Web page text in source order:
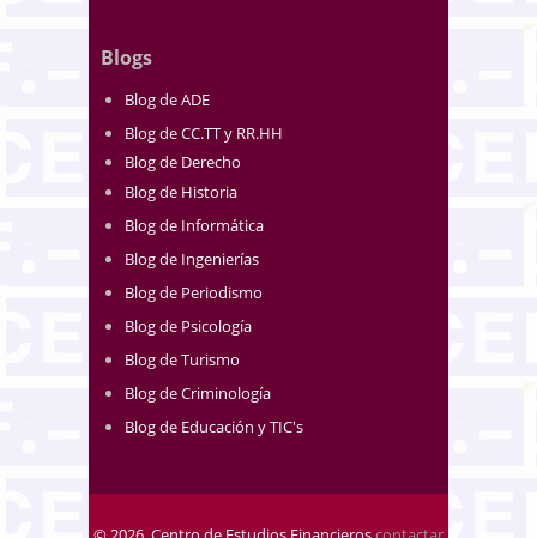
Blogs
Blog de ADE
Blog de CC.TT y RR.HH
Blog de Derecho
Blog de Historia
Blog de Informática
Blog de Ingenierías
Blog de Periodismo
Blog de Psicología
Blog de Turismo
Blog de Criminología
Blog de Educación y TIC's